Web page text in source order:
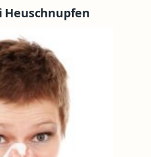
Heuschnupfen